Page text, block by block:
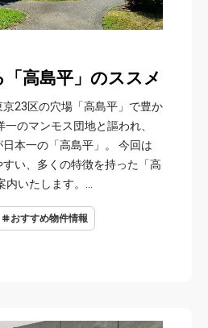
「高島平」のススメ
京23区の穴場「高島平」で豊か
のマンモス団地と謳われ、
本一の「高島平」。 今回は
い、多くの特徴を持った「高
いたします。…
おすすめ物件情報